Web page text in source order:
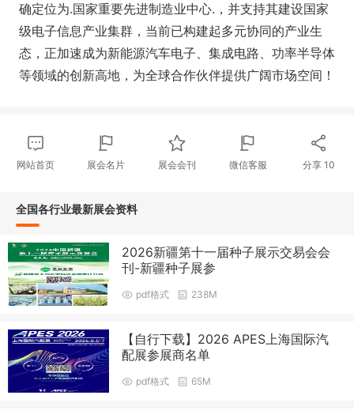
确定位为.国家重要先进制造业中心.，并支持其建设国家
级电子信息产业集群，当前已构建起多元协同的产业生
态，正加速成为新能源汽车电子、集成电路、功率半导体
等领域的创新高地，为全球合作伙伴提供广阔市场空间！
网站首页 展会名片 展会会刊 微信客服 分享 10
全国各行业最新展会资料
2026新疆第十一届种子展示交易会会
刊-新疆种子展参
pdf格式 238M
【自行下载】2026 APES上海国际汽
配展参展商名单
pdf格式 65M